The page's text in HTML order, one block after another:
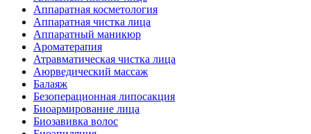
Аппаратная косметология
Аппаратная чистка лица
Аппаратный маникюр
Ароматерапия
Атравматическая чистка лица
Аюрведический массаж
Балаяж
Безоперационная липосакция
Биоармирование лица
Биозавивка волос